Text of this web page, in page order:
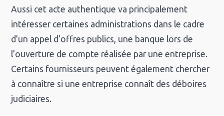
Aussi cet acte authentique va principalement
intéresser certaines administrations dans le cadre
d’un appel d’offres publics, une banque lors de
l’ouverture de compte réalisée par une entreprise.
Certains fournisseurs peuvent également chercher
à connaître si une entreprise connaît des déboires
judiciaires.